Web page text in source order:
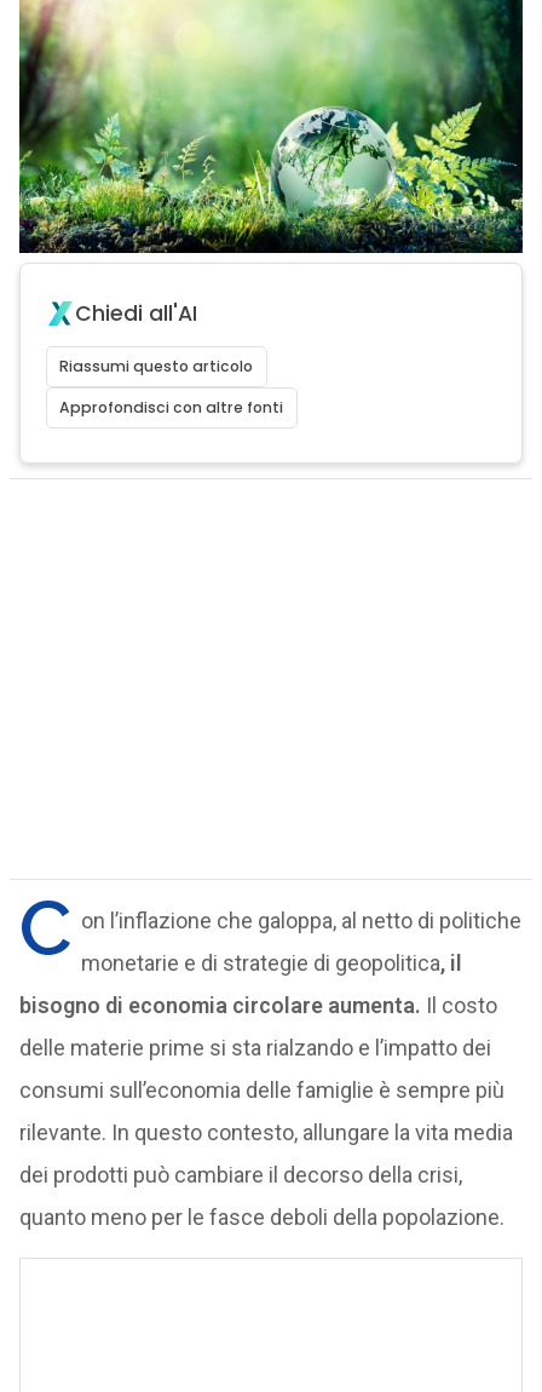
Chiedi all'AI
Riassumi questo articolo
Approfondisci con altre fonti
C on l’inflazione che galoppa, al netto di politiche
monetarie e di strategie di geopolitica, il
bisogno di economia circolare aumenta. Il costo
delle materie prime si sta rialzando e l’impatto dei
consumi sull’economia delle famiglie è sempre più
rilevante. In questo contesto, allungare la vita media
dei prodotti può cambiare il decorso della crisi,
quanto meno per le fasce deboli della popolazione.